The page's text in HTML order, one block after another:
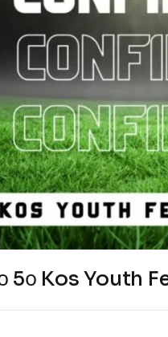
5ο Kos Youth